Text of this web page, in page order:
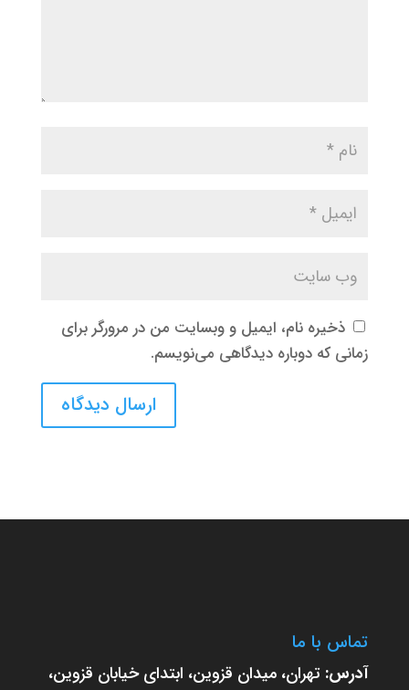
ذخیره نام، ایمیل و وبسایت من در مرورگر برای
زمانی که دوباره دیدگاهی می‌نویسم.
تماس با ما
آدرس: تهران، میدان قزوین، ابتدای خیابان قزوین،